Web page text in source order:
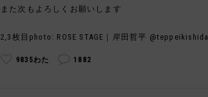
また次もよろしくお願いします
2,3枚目photo: ROSE STAGE｜岸田哲平 @teppeikishida
9835わた 1882